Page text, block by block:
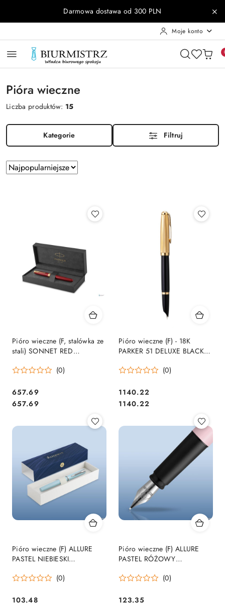
Przejdź do treści głównej
Przejdź do wyszukiwarki
Przejdź do moje konto
Przejdź do menu głównego
Przejdź do stopkiDarmowa dostawa od 300 PLN
Moje konto
Pióra wieczne
Liczba produktów: 15
Kategorie Filtruj
Zastosowano
sortowanie:
Sortuj
według
Pióro wieczne (F, stalówka ze
stali) SONNET RED
1931473, giftbox (X) SALE
(0)
Cena:
657.69
Cena:
657.69
Pióro wieczne (F) - 18K
PARKER 51 DELUXE BLACK
(0)
Cena:
1140.22
Cena:
1140.22
Pióro wieczne (F) ALLURE
PASTEL NIEBIESKI
giftbox SALE (0)
Cena:
103.48
Pióro wieczne (F) ALLURE
PASTEL RÓŻOWY
giftbox
(0)
Cena:
123.35